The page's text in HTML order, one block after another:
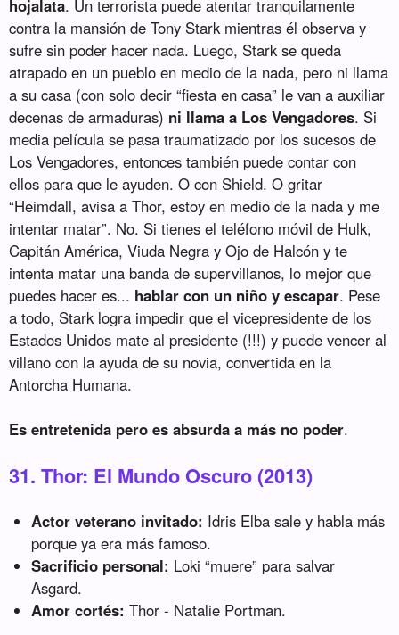
hojalata. Un terrorista puede atentar tranquilamente
contra la mansión de Tony Stark mientras él observa y
sufre sin poder hacer nada. Luego, Stark se queda
atrapado en un pueblo en medio de la nada, pero ni llama
a su casa (con solo decir “fiesta en casa” le van a auxiliar
decenas de armaduras) ni llama a Los Vengadores. Si
media película se pasa traumatizado por los sucesos de
Los Vengadores, entonces también puede contar con
ellos para que le ayuden. O con Shield. O gritar
“Heimdall, avisa a Thor, estoy en medio de la nada y me
intentar matar”. No. Si tienes el teléfono móvil de Hulk,
Capitán América, Viuda Negra y Ojo de Halcón y te
intenta matar una banda de supervillanos, lo mejor que
puedes hacer es... hablar con un niño y escapar. Pese
a todo, Stark logra impedir que el vicepresidente de los
Estados Unidos mate al presidente (!!!) y puede vencer al
villano con la ayuda de su novia, convertida en la
Antorcha Humana.
Es entretenida pero es absurda a más no poder.
31. Thor: El Mundo Oscuro (2013)
Actor veterano invitado: Idris Elba sale y habla más
porque ya era más famoso.
Sacrificio personal: Loki “muere” para salvar
Asgard.
Amor cortés: Thor - Natalie Portman.